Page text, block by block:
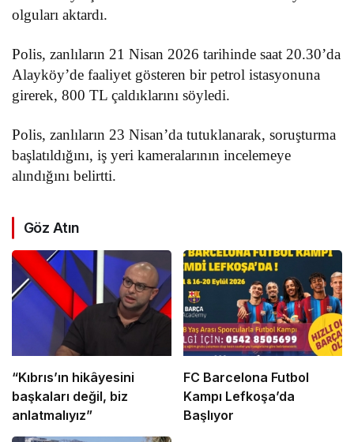
olguları aktardı.
Polis, zanlıların 21 Nisan 2026 tarihinde saat 20.30’da
Alayköy’de faaliyet gösteren bir petrol istasyonuna
girerek, 800 TL çaldıklarını söyledi.
Polis, zanlıların 23 Nisan’da tutuklanarak, soruşturma
başlatıldığını, iş yeri kameralarının incelemeye
alındığını belirtti.
Göz Atın
“Kıbrıs’ın hikâyesini
başkaları değil, biz
anlatmalıyız”
FC Barcelona Futbol
Kampı Lefkoşa’da
Başlıyor